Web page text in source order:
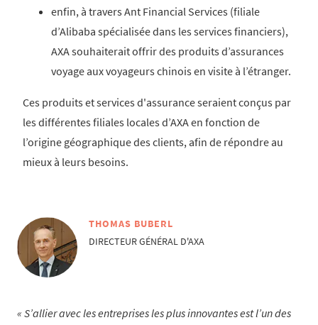
enfin, à travers Ant Financial Services (filiale
d’Alibaba spécialisée dans les services financiers),
AXA souhaiterait offrir des produits d’assurances
voyage aux voyageurs chinois en visite à l’étranger.
Ces produits et services d'assurance seraient conçus par
les différentes filiales locales d’AXA en fonction de
l’origine géographique des clients, afin de répondre au
mieux à leurs besoins.
THOMAS BUBERL
DIRECTEUR GÉNÉRAL D'AXA
S’allier avec les entreprises les plus innovantes est l’un des